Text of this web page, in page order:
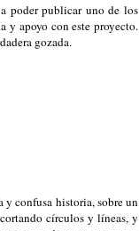
poder publicar uno de los
y apoyo con este proyecto.
gozada.
y confusa historia, sobre un
círculos y líneas, y